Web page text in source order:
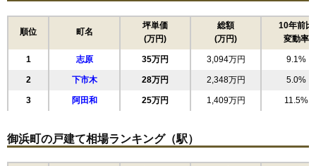
順位 町名
坪単価
(万円)
総額
(万円)
10年前比
変動率
1 志原 35万円 3,094万円 9.1%
2 下市木 28万円 2,348万円 5.0%
3 阿田和 25万円 1,409万円 11.5%
御浜町の戸建て相場ランキング（駅）